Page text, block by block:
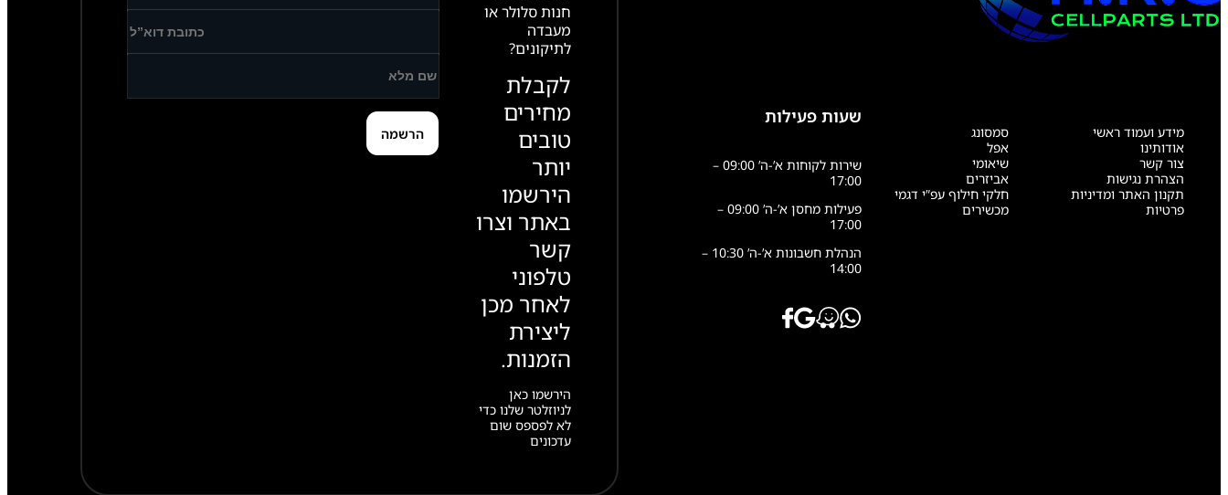
חנות סלולר או
מעבדה
לתיקונים?
לקבלת
מחירים
טובים
יותר
הירשמו
באתר וצרו
קשר
טלפוני
לאחר מכן
ליצירת
הזמנות.
הירשמו כאן
לניוזלטר שלנו כדי
לא לפספס שום
עדכונים
מידע ועמוד ראשי
אודותינו
צור קשר
הצהרת נגישות
תקנון האתר ומדיניות
פרטיות
סמסונג
אפל
שיאומי
אביזרים
חלקי חילוף עפ”י דגמי
מכשירים
שעות פעילות
שירות לקוחות א’-ה’ 09:00 –
17:00
פעילות מחסן א’-ה’ 09:00 –
17:00
הנהלת חשבונות א’-ה’ 10:30 –
14:00